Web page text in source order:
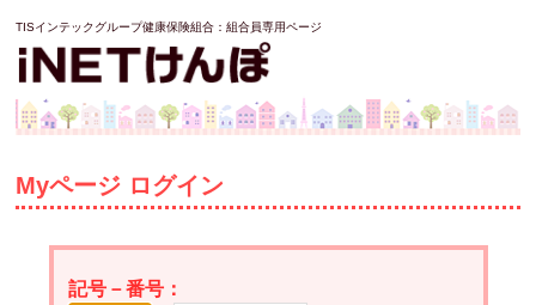
TISインテックグループ健康保険組合：組合員専用ページ
Myページ ログイン
記号－番号：